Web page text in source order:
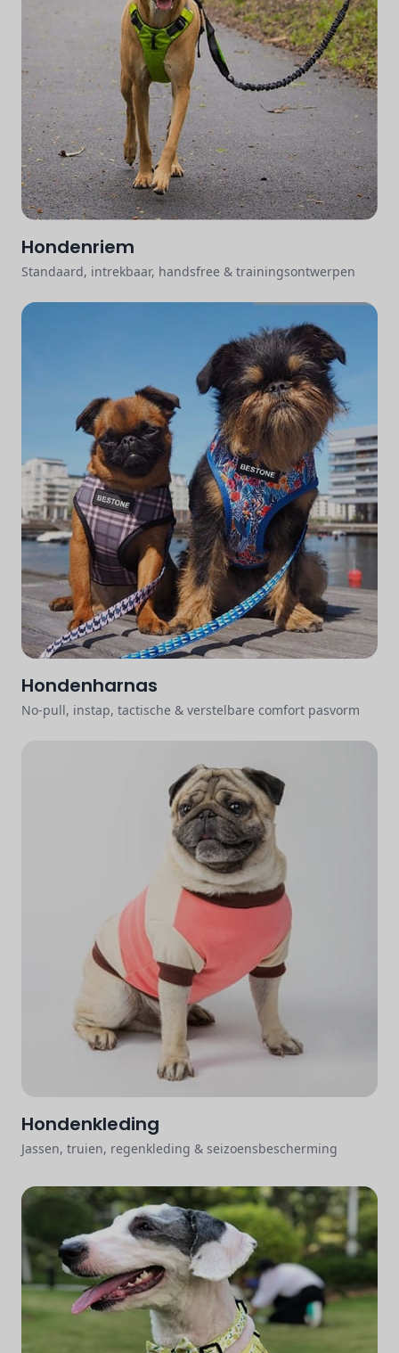
Hondenriem
Standaard, intrekbaar, handsfree & trainingsontwerpen
Hondenharnas
No-pull, instap, tactische & verstelbare comfort pasvorm
Hondenkleding
Jassen, truien, regenkleding & seizoensbescherming